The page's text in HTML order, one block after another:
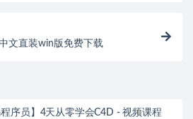
文直装win版免费下载
程序员】4天从零学会C4D - 视频课程